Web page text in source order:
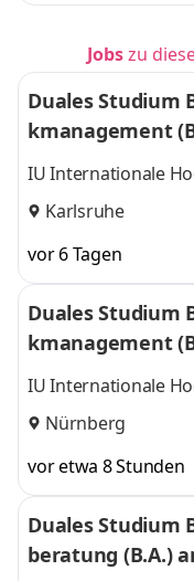
Jobszu
Duales Studium
kmanagement
l
IU Internationale
Karlsruhe
vor 6 Tagen
Duales Studium
kmanagement
l
IU Internationale
Nürnberg
vor etwa 8 Stunden
Duales Studium
beratung (B.A.)